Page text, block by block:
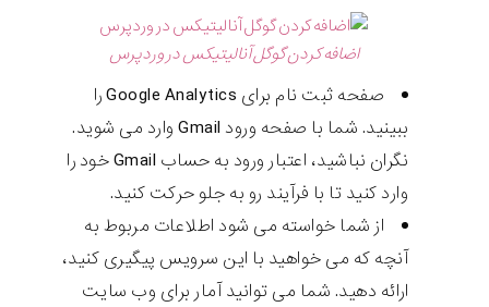
اضافه کردن گوگل آنالیتیکس در وردپرس
صفحه ثبت نام برای Google Analytics را
ببینید. شما با صفحه ورود Gmail وارد می شوید.
نگران نباشید، اعتبار ورود به حساب Gmail خود را
وارد کنید تا با فرآیند رو به جلو حرکت کنید.
از شما خواسته می شود اطلاعات مربوط به
آنچه که می خواهید با این سرویس پیگیری کنید،
ارائه دهید. شما می توانید آمار برای وب سایت